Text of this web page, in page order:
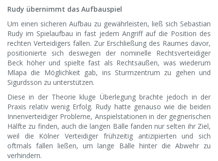
Rudy übernimmt das Aufbauspiel
Um einen sicheren Aufbau zu gewährleisten, ließ sich Sebastian
Rudy im Spielaufbau in fast jedem Angriff auf die Position des
rechten Verteidigers fallen. Zur Erschließung des Raumes davor,
positionierte sich deswegen der nominelle Rechtsverteidiger
Beck höher und spielte fast als Rechtsaußen, was wiederum
Mlapa die Möglichkeit gab, ins Sturmzentrum zu gehen und
Sigurdsson zu unterstützen.
Diese in der Theorie kluge Überlegung brachte jedoch in der
Praxis relativ wenig Erfolg. Rudy hatte genauso wie die beiden
Innenverteidiger Probleme, Anspielstationen in der gegnerischen
Hälfte zu finden, auch die langen Bälle fanden nur selten ihr Ziel,
weil die Kölner Verteidiger frühzeitig antizipierten und sich
oftmals fallen ließen, um lange Bälle hinter die Abwehr zu
verhindern.